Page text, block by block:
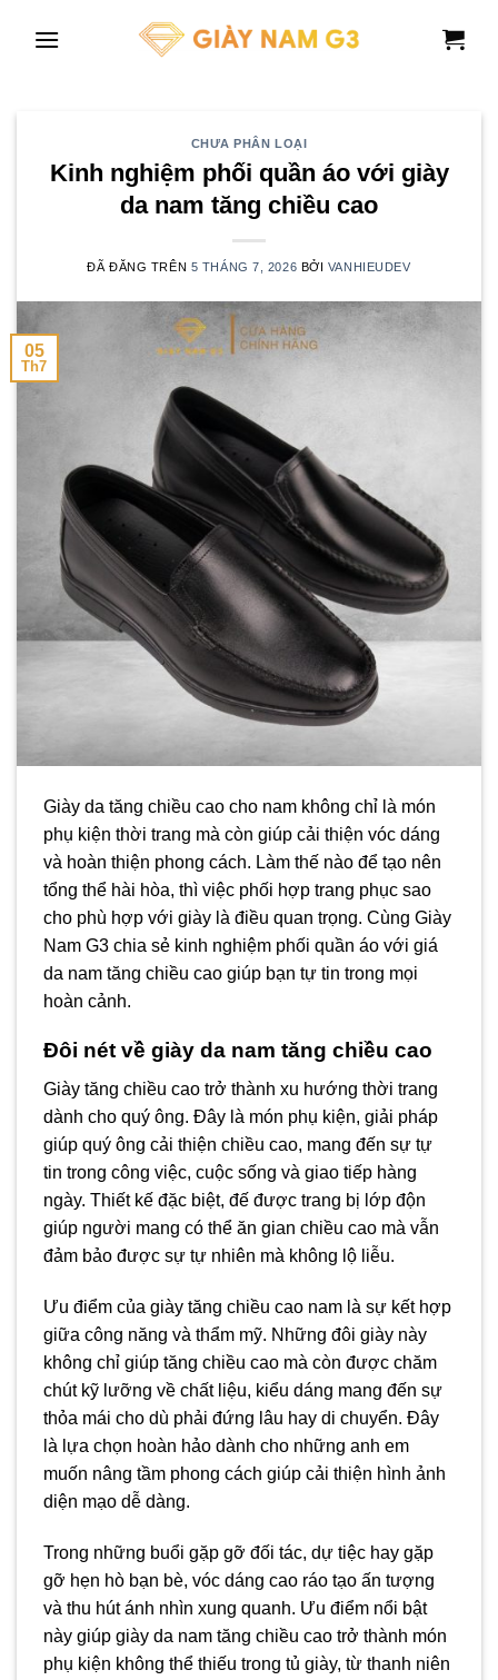
CHƯA PHÂN LOẠI
Kinh nghiệm phối quần áo với giày
da nam tăng chiều cao
ĐÃ ĐĂNG TRÊN 5 THÁNG 7, 2026 BỞI VANHIEUDEV
05
Th7
Giày da tăng chiều cao cho nam không chỉ là món
phụ kiện thời trang mà còn giúp cải thiện vóc dáng
và hoàn thiện phong cách. Làm thế nào để tạo nên
tổng thể hài hòa, thì việc phối hợp trang phục sao
cho phù hợp với giày là điều quan trọng. Cùng Giày
Nam G3 chia sẻ kinh nghiệm phối quần áo với giá
da nam tăng chiều cao giúp bạn tự tin trong mọi
hoàn cảnh.
Đôi nét về giày da nam tăng chiều cao
Giày tăng chiều cao trở thành xu hướng thời trang
dành cho quý ông. Đây là món phụ kiện, giải pháp
giúp quý ông cải thiện chiều cao, mang đến sự tự
tin trong công việc, cuộc sống và giao tiếp hàng
ngày. Thiết kế đặc biệt, đế được trang bị lớp độn
giúp người mang có thể ăn gian chiều cao mà vẫn
đảm bảo được sự tự nhiên mà không lộ liễu.
Ưu điểm của giày tăng chiều cao nam là sự kết hợp
giữa công năng và thẩm mỹ. Những đôi giày này
không chỉ giúp tăng chiều cao mà còn được chăm
chút kỹ lưỡng về chất liệu, kiểu dáng mang đến sự
thỏa mái cho dù phải đứng lâu hay di chuyển. Đây
là lựa chọn hoàn hảo dành cho những anh em
muốn nâng tầm phong cách giúp cải thiện hình ảnh
diện mạo dễ dàng.
Trong những buổi gặp gỡ đối tác, dự tiệc hay gặp
gỡ hẹn hò bạn bè, vóc dáng cao ráo tạo ấn tượng
và thu hút ánh nhìn xung quanh. Ưu điểm nổi bật
này giúp giày da nam tăng chiều cao trở thành món
phụ kiện không thể thiếu trong tủ giày, từ thanh niên